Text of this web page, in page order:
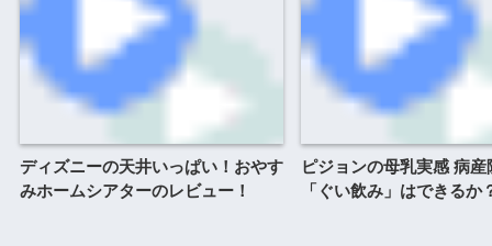
ディズニーの天井いっぱい！おやす
みホームシアターのレビュー！
ピジョンの母乳実感 病産
「ぐい飲み」はできるか